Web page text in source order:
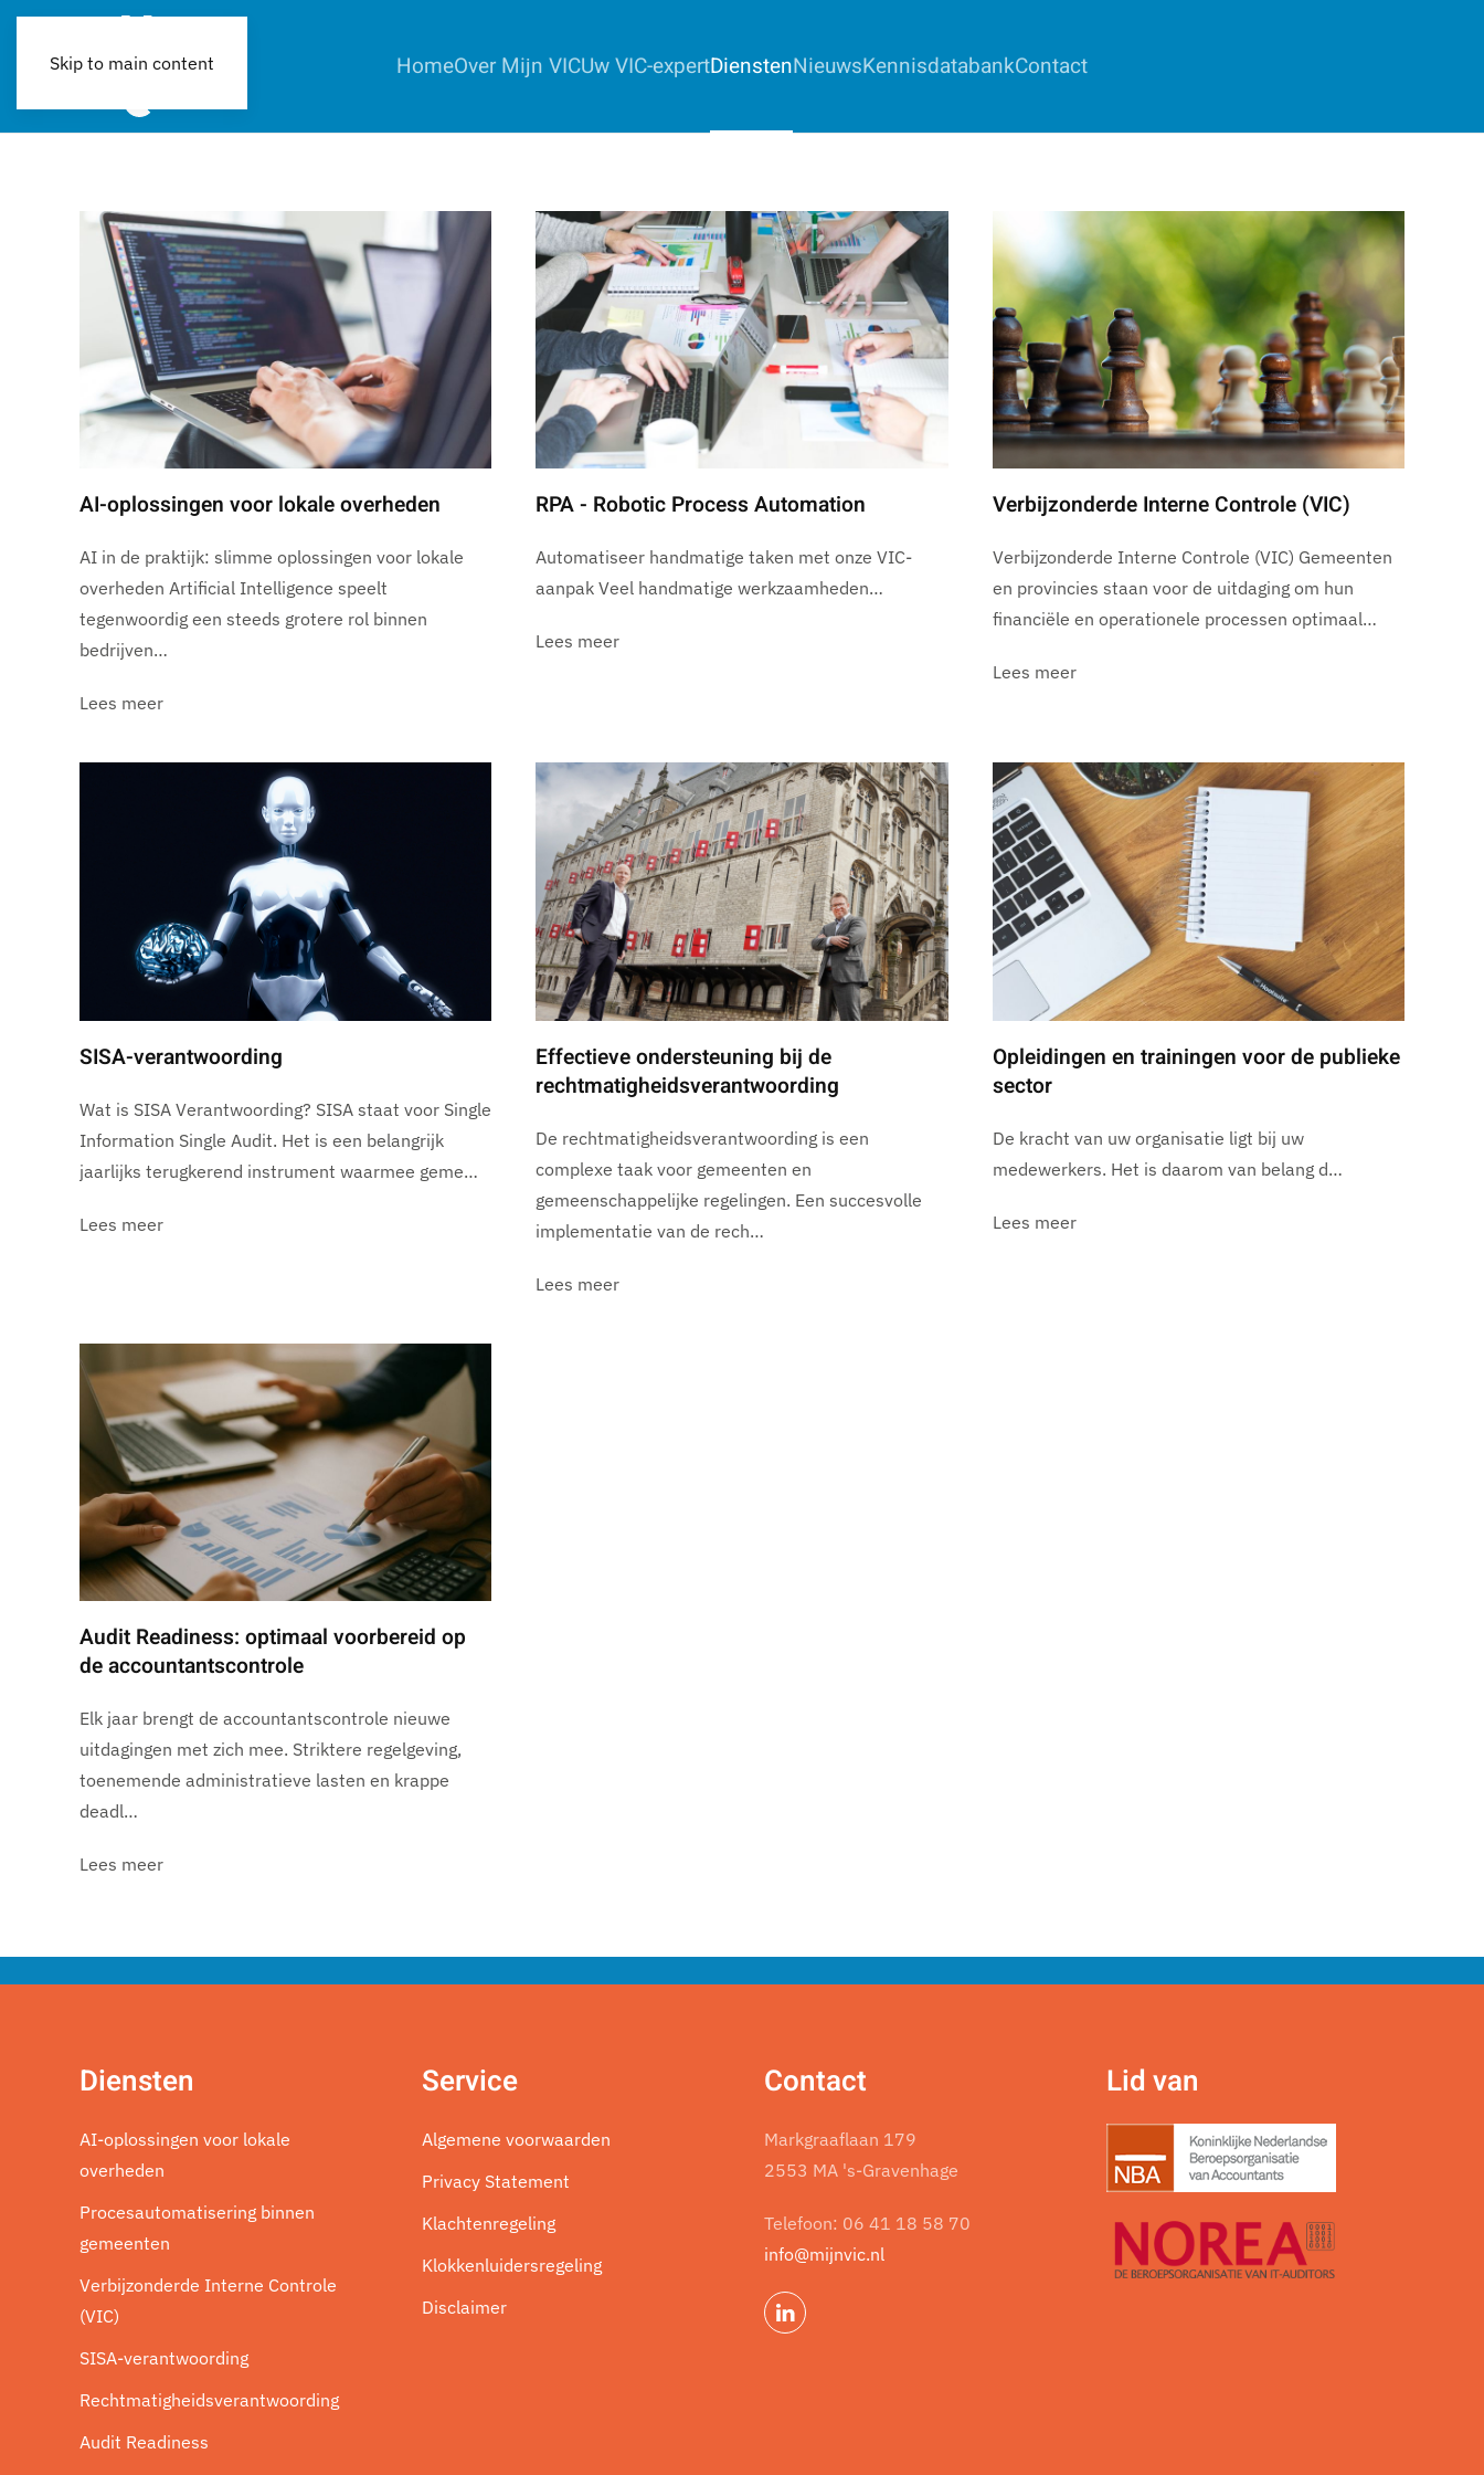
Skip to main content HomeOver Mijn VICUw VIC-expertDienstenNieuwsKennisdatabankContact
AI-oplossingen voor lokale overheden
AI in de praktijk: slimme oplossingen voor lokale
overheden Artificial Intelligence speelt
tegenwoordig een steeds grotere rol binnen
bedrijven…
Lees meer
RPA - Robotic Process Automation
Automatiseer handmatige taken met onze VIC-
aanpak Veel handmatige werkzaamheden…
Lees meer
Verbijzonderde Interne Controle (VIC)
Verbijzonderde Interne Controle (VIC) Gemeenten
en provincies staan voor de uitdaging om hun
financiële en operationele processen optimaal…
Lees meer
SISA-verantwoording
Wat is SISA Verantwoording? SISA staat voor Single
Information Single Audit. Het is een belangrijk
jaarlijks terugkerend instrument waarmee geme…
Lees meer
Effectieve ondersteuning bij de
rechtmatigheidsverantwoording
De rechtmatigheidsverantwoording is een
complexe taak voor gemeenten en
gemeenschappelijke regelingen. Een succesvolle
implementatie van de rech…
Lees meer
Opleidingen en trainingen voor de publieke
sector
De kracht van uw organisatie ligt bij uw
medewerkers. Het is daarom van belang d…
Lees meer
Audit Readiness: optimaal voorbereid op
de accountantscontrole
Elk jaar brengt de accountantscontrole nieuwe
uitdagingen met zich mee. Striktere regelgeving,
toenemende administratieve lasten en krappe
deadl…
Lees meer
Diensten
AI-oplossingen voor lokale
overheden
Procesautomatisering binnen
gemeenten
Verbijzonderde Interne Controle
(VIC)
SISA-verantwoording
Rechtmatigheidsverantwoording
Audit Readiness
Service
Algemene voorwaarden
Privacy Statement
Klachtenregeling
Klokkenluidersregeling
Disclaimer
Contact
Markgraaflaan 179
2553 MA 's-Gravenhage
Telefoon: 06 41 18 58 70
info@mijnvic.nl
Lid van